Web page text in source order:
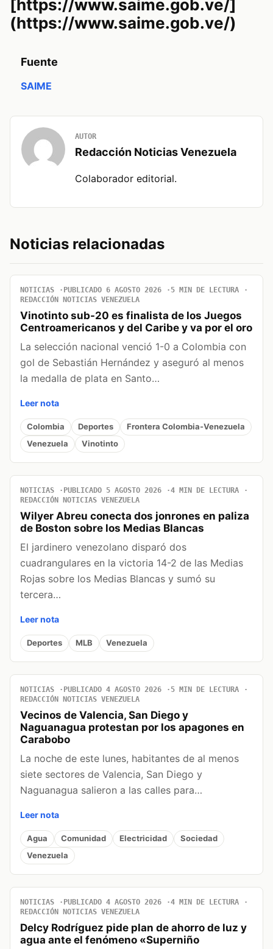
[https://www.saime.gob.ve/]
(https://www.saime.gob.ve/)
Fuente
SAIME
AUTOR
Redacción Noticias Venezuela
Colaborador editorial.
Noticias relacionadas
NOTICIAS PUBLICADO 6 AGOSTO 2026
5 MIN DE LECTURA
REDACCIÓN NOTICIAS VENEZUELA
Vinotinto sub-20 es finalista de los Juegos
Centroamericanos y del Caribe y va por el oro
La selección nacional venció 1-0 a Colombia con
gol de Sebastián Hernández y aseguró al menos
la medalla de plata en Santo…
Leer nota
Colombia Deportes
Frontera Colombia-Venezuela
Venezuela
Vinotinto
NOTICIAS PUBLICADO 5 AGOSTO 2026
4 MIN DE LECTURA
REDACCIÓN NOTICIAS VENEZUELA
Wilyer Abreu conecta dos jonrones en paliza
de Boston sobre los Medias Blancas
El jardinero venezolano disparó dos
cuadrangulares en la victoria 14-2 de las Medias
Rojas sobre los Medias Blancas y sumó su
tercera…
Leer nota
Deportes MLB Venezuela
NOTICIAS PUBLICADO 4 AGOSTO 2026
5 MIN DE LECTURA
REDACCIÓN NOTICIAS VENEZUELA
Vecinos de Valencia, San Diego y
Naguanagua protestan por los apagones en
Carabobo
La noche de este lunes, habitantes de al menos
siete sectores de Valencia, San Diego y
Naguanagua salieron a las calles para…
Leer nota
Agua Comunidad Electricidad
Sociedad
Venezuela
NOTICIAS PUBLICADO 4 AGOSTO 2026
4 MIN DE LECTURA
REDACCIÓN NOTICIAS VENEZUELA
Delcy Rodríguez pide plan de ahorro de luz y
agua ante el fenómeno «Superniño